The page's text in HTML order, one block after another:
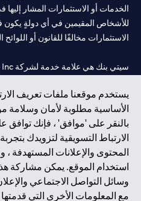
يستخدم موقعنا ملفات تعريف
الأساسية مطلوبة لأمان وسلامة
بالنقر على 'موافق' ، فإنك توافق
الارتباط التسويقية لتزويدك
المحتوى والإعلانات المستهدفة ،
استخدام الموقع. يمكن مشاركة
وسائل التواصل الاجتماعي
مع المعلومات الأخرى التي
الخدمات أو الاستثمارات المشار إليها
للأشخاص المقيمين في أي دولةٍ يكون
الاستثمارات مخالفًا للقانون أو اللوائح
سيتي بنك إن. إيه. الإمارات مسجل
الإمارات في دبي، و CN-1002019 لفرع أبوظبي. هاتف: 4000 311 04.
فرع سيتي بنك إن إيه - الإمارات
الإمارات العربية المتحدة المركزي
سيتي بنك إن إيه الإمارات العربية